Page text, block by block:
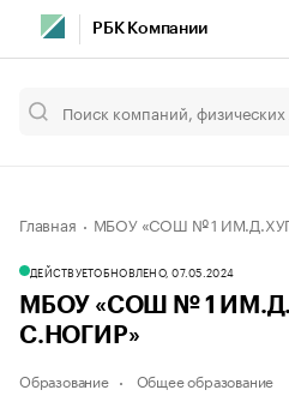
РБК Компании
Главная МБОУ «СОШ № 1
ДЕЙСТВУЕТОБНОВЛЕНО, 07.05.2024
МБОУ «СОШ № 1
С.НОГИР»
Образование Общее образование